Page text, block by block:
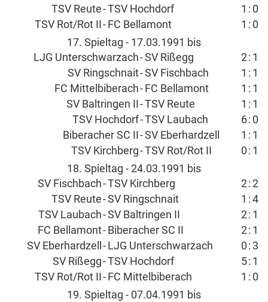
TSV Reute-TSV Hochdorf 1 : 0
TSV Rot/Rot II - FC Bellamont 1 : 0
17. Spieltag - 17.03.1991 bis
LJG Unterschwarzach-SV Rißegg 2: 1
SV Ringschnait-SV Fischbach 1 : 1
FC Mittelbiberach- FC Bellamont 1 : 1
SV Baltringen II -TSV Reute 1 : 1
TSV Hochdorf-TSV Laubach 6: 0
Biberacher SC II -SV Eberhardzell 1 : 1
TSV Kirchberg-TSV Rot/Rot II 0 : 1
18. Spieltag - 24.03.1991 bis
SV Fischbach-TSV Kirchberg 2: 2
TSV Reute-SV Ringschnait 1 : 4
TSV Laubach-SV Baltringen II 2: 1
FC Bellamont- Biberacher SC II 2: 1
SV Eberhardzell - LJG Unterschwarzach 0 : 3
SV Rißegg-TSV Hochdorf 5: 1
TSV Rot/Rot II - FC Mittelbiberach 1 : 0
19. Spieltag - 07.04.1991 bis